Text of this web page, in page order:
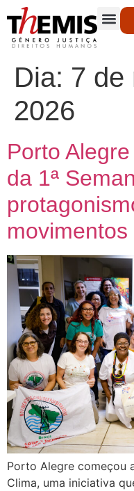
Dia: 7 de
2026
Porto
da 1ª
movimentos
Porto Alegre começou
Clima, uma iniciativa